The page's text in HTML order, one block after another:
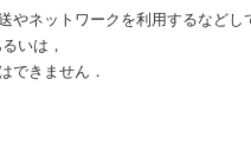
やネットワークを利用するなど
いは，
できません．